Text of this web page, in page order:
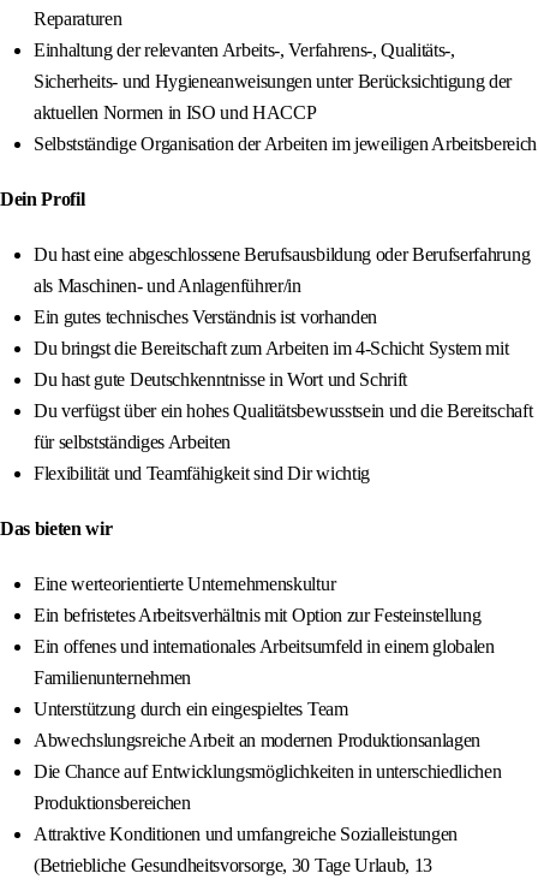
Reparaturen
Einhaltung der relevanten Arbeits-, Verfahrens-, Qualitäts-,
Sicherheits- und Hygieneanweisungen unter Berücksichtigung der
aktuellen Normen in ISO und HACCP
Selbstständige Organisation der Arbeiten im jeweiligen Arbeitsbereich
Dein Profil
Du hast eine abgeschlossene Berufsausbildung oder Berufserfahrung
als Maschinen- und Anlagenführer/in
Ein gutes technisches Verständnis ist vorhanden
Du bringst die Bereitschaft zum Arbeiten im 4-Schicht System mit
Du hast gute Deutschkenntnisse in Wort und Schrift
Du verfügst über ein hohes Qualitätsbewusstsein und die Bereitschaft
für selbstständiges Arbeiten
Flexibilität und Teamfähigkeit sind Dir wichtig
Das bieten wir
Eine werteorientierte Unternehmenskultur
Ein befristetes Arbeitsverhältnis mit Option zur Festeinstellung
Ein offenes und internationales Arbeitsumfeld in einem globalen
Familienunternehmen
Unterstützung durch ein eingespieltes Team
Abwechslungsreiche Arbeit an modernen Produktionsanlagen
Die Chance auf Entwicklungsmöglichkeiten in unterschiedlichen
Produktionsbereichen
Attraktive Konditionen und umfangreiche Sozialleistungen
(Betriebliche Gesundheitsvorsorge, 30 Tage Urlaub, 13